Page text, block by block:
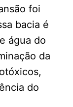
foi
bacia é
água do
da
do